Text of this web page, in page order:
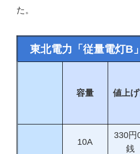
た。
東北電力「従量電灯B
容量 値上
10A
330円
銭